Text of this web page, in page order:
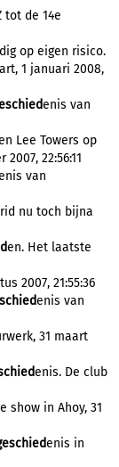
tot de 14e
op eigen risico.
1 januari 2008,
enis van
Lee Towers op
22:56:11
van
nu toch bijna
en. Het laatste
2007, 21:55:36
enis van
31 maart
enis. De club
show in Ahoy, 31
enis in